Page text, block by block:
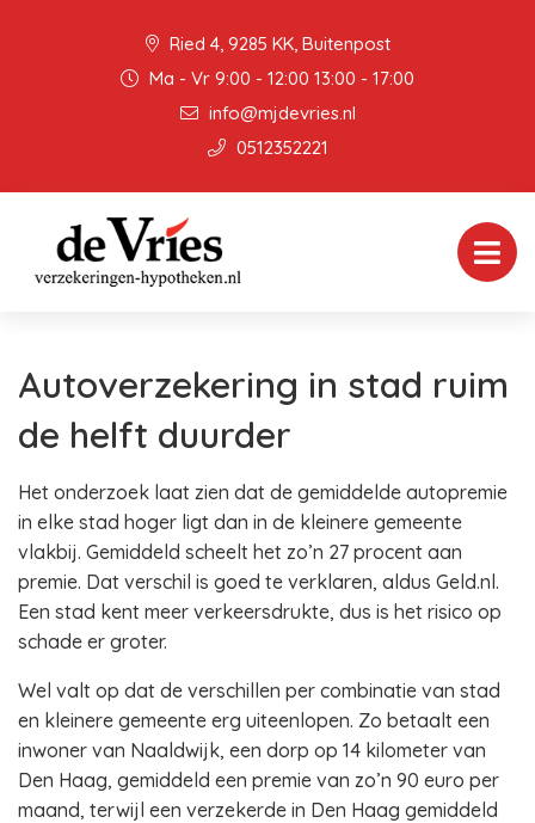
Ried 4, 9285 KK, Buitenpost
Ma - Vr 9:00 - 12:00 13:00 - 17:00
info@mjdevries.nl
0512352221
Autoverzekering in stad ruim
de helft duurder
Het onderzoek laat zien dat de gemiddelde autopremie
in elke stad hoger ligt dan in de kleinere gemeente
vlakbij. Gemiddeld scheelt het zo’n 27 procent aan
premie. Dat verschil is goed te verklaren, aldus Geld.nl.
Een stad kent meer verkeersdrukte, dus is het risico op
schade er groter.
Wel valt op dat de verschillen per combinatie van stad
en kleinere gemeente erg uiteenlopen. Zo betaalt een
inwoner van Naaldwijk, een dorp op 14 kilometer van
Den Haag, gemiddeld een premie van zo’n 90 euro per
maand, terwijl een verzekerde in Den Haag gemiddeld